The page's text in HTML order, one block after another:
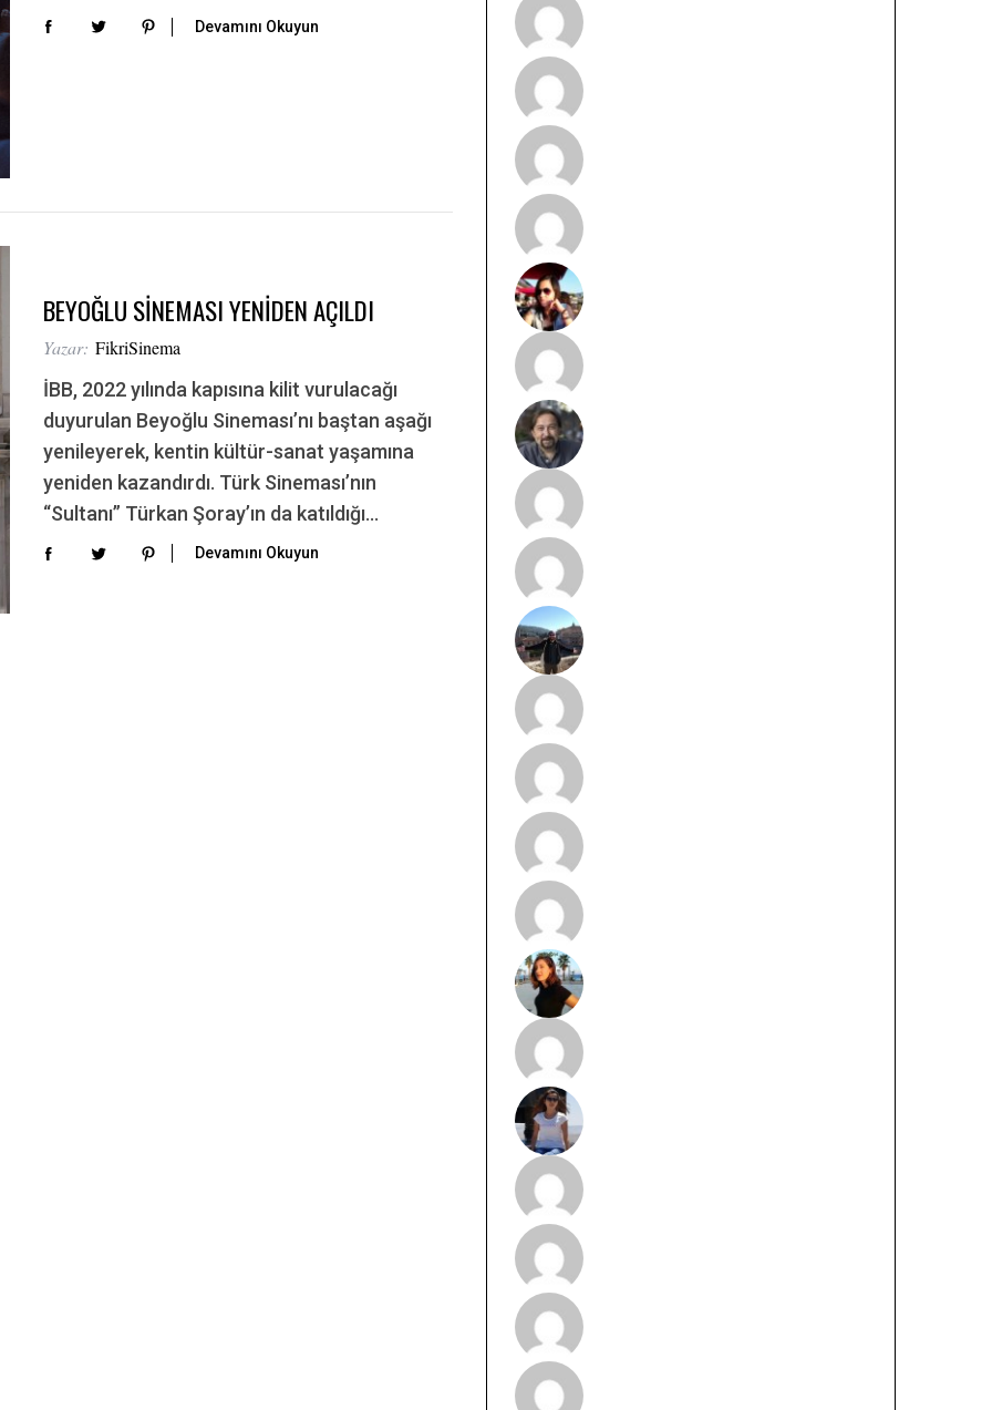
Devamını Okuyun
BEYOĞLU SİNEMASI YENİDEN AÇILDI
Yazar: FikriSinema
İBB, 2022 yılında kapısına kilit vurulacağı
duyurulan Beyoğlu Sineması’nı baştan aşağı
yenileyerek, kentin kültür-sanat yaşamına
yeniden kazandırdı. Türk Sineması’nın
“Sultanı” Türkan Şoray’ın da katıldığı…
Devamını Okuyun